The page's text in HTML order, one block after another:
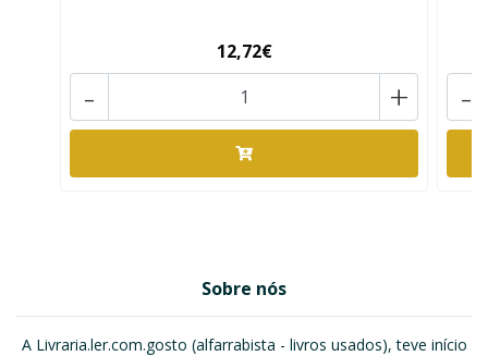
12,72€
+
- -
Sobre nós
A Livraria.ler.com.gosto (alfarrabista - livros usados), teve início